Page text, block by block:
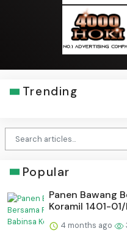
Trending
Popular
Panen Bawang
Koramil 1401-01/
4 months ago